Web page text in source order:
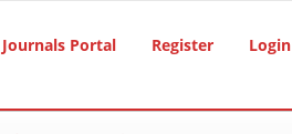
Portal Register Login